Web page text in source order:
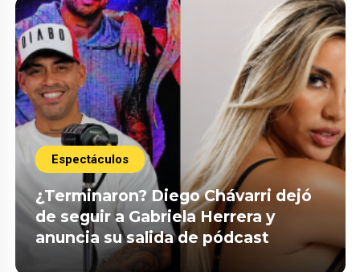
Espectáculos
¿Terminaron? Diego Chávarri dejó
de seguir a Gabriela Herrera y
anuncia su salida de pódcast